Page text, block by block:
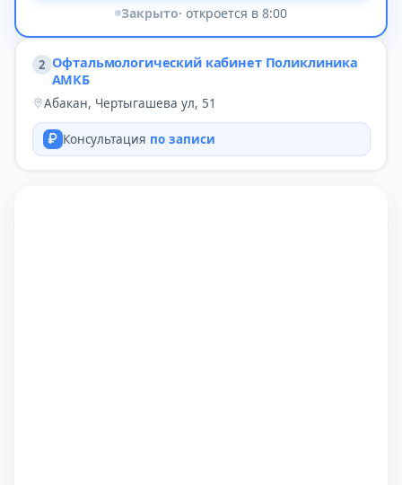
Закрыто· откроется в 8:00
2 Офтальмологический кабинет Поликлиника
АМКБ
Абакан, Чертыгашева ул, 51
Консультация по записи